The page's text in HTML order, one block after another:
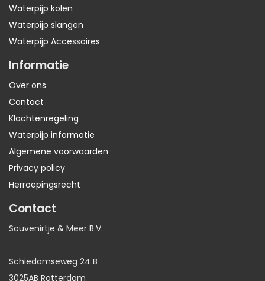
Waterpijp kolen
Waterpijp slangen
Waterpijp Accessoires
Informatie
Over ons
Contact
Klachtenregeling
Waterpijp informatie
Algemene voorwaarden
Privacy policy
Herroepingsrecht
Contact
Souvenirtje & Meer B.V.
Schiedamseweg 24 B
3025AB Rotterdam